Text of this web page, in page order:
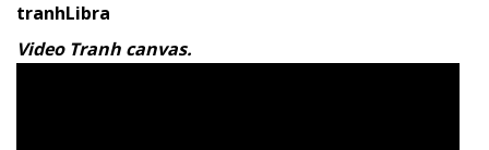
tranhLibra
Video Tranh canvas.